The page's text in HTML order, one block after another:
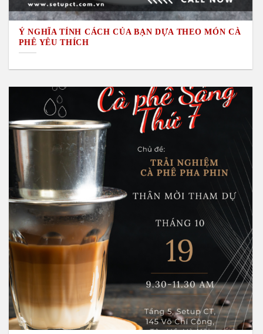
Ý NGHĨA TÍNH CÁCH CỦA BẠN DỰA THEO MÓN CÀ
PHÊ YÊU THÍCH